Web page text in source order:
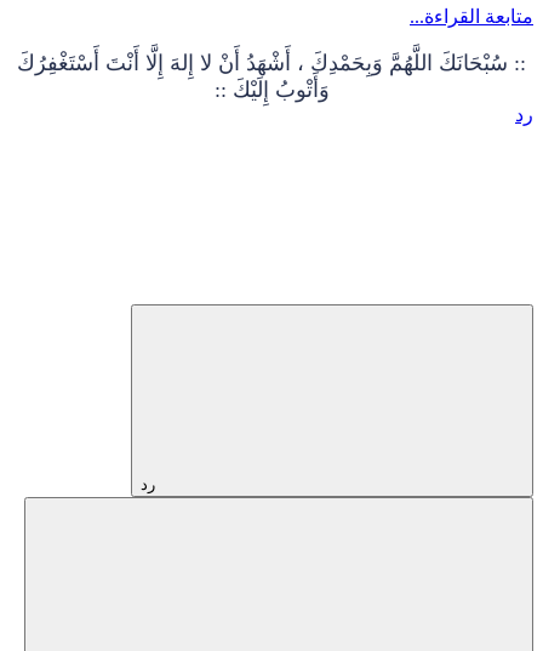
متابعة القراءة...
:: سُبْحَانَكَ اللَّهُمَّ وَبِحَمْدِكَ ، أَشْهَدُ أَنْ لا إِلهَ إِلَّا أَنْتَ أَسْتَغْفِرُكَ
وَأَتْوبُ إِلَيْكَ ::
رد